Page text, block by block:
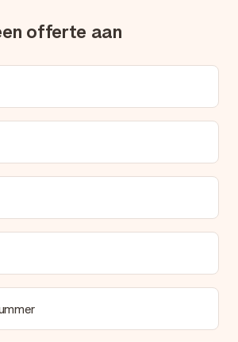
als je cadeau niet naar wens is
je graag bij het vinden van een
de bestelling meegestuurd?
meegestuurd bij je bestelling. Je
bevestiging van de verzending en je kunt
bij de ontvanger laten afleveren, zo is
offerte aan